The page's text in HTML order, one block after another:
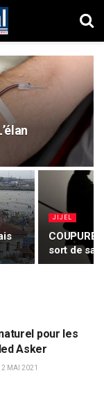
JIJEL
sort de sa
pour les
Asker
2 MAI 2021